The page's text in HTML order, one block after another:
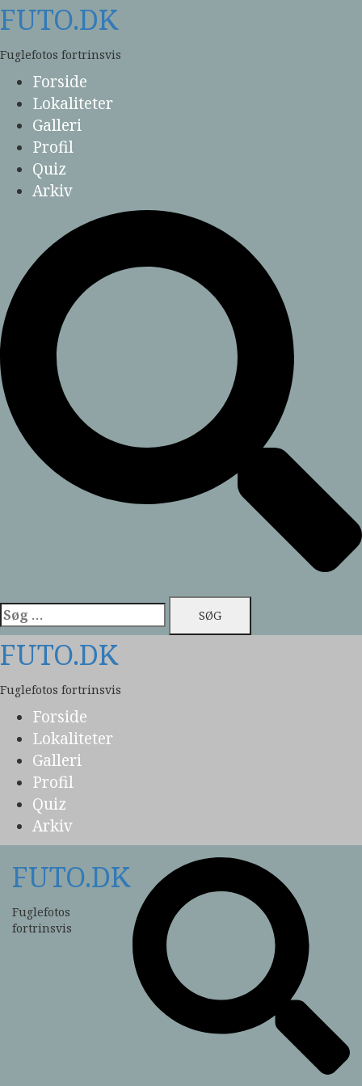
Skip
to
content
FUTO.DK
Fuglefotos fortrinsvis
Forside
Lokaliteter
Galleri
Profil
Quiz
Arkiv
Søg
efter:
FUTO.DK
Fuglefotos fortrinsvis
Forside
Lokaliteter
Galleri
Profil
Quiz
Arkiv
FUTO.DK
Fuglefotos
fortrinsvis